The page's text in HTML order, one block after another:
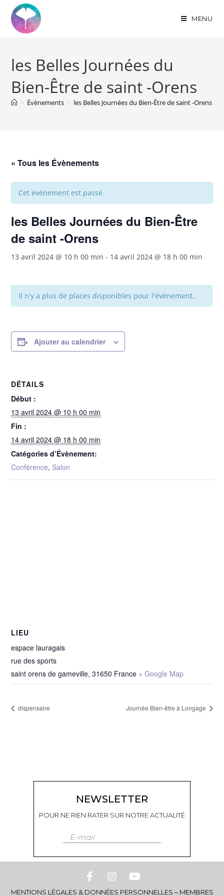
MENU
les Belles Journées du
Bien-Être de saint -Orens
> Évènements > les Belles Journées du Bien-Être de saint -Orens
« Tous les Évènements
Cet évènement est passé.
les Belles Journées du Bien-Être
de saint -Orens
13 avril 2024 @ 10 h 00 min - 14 avril 2024 @ 18 h 00 min
Il n'y a plus de places disponibles pour l'évènement.
Ajouter au calendrier
DÉTAILS
Début :
13 avril 2024 @ 10 h 00 min
Fin :
14 avril 2024 @ 18 h 00 min
Catégories d’Évènement:
Conférence, Salon
LIEU
espace lauragais
rue des sports
saint orens de gameville, 31650 France + Google Map
dispensaire Journée Bien-être à Longage
NEWSLETTER
POUR NE RIEN RATER SUR NOTRE ACTUALITÉ
E-mail
MENTIONS LÉGALES & DONNÉES PERSONNELLES – MEMBRES